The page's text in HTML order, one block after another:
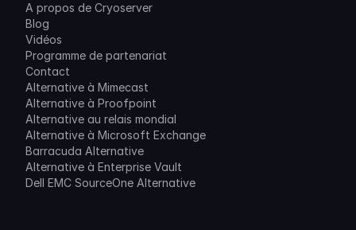
A propos de Cryoserver
Blog
Vidéos
Programme de partenariat
Contact
Alternative à Mimecast
Alternative à Proofpoint
Alternative au relais mondial
Alternative à Microsoft Exchange
Barracuda Alternative
Alternative à Enterprise Vault
Dell EMC SourceOne Alternative